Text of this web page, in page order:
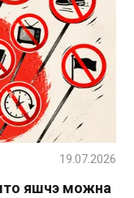
яшчэ можна
19.07.2026